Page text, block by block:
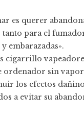
es querer
tanto para el
embarazadas».
cigarrillo
ordenador sin
los efectos
a evitar su